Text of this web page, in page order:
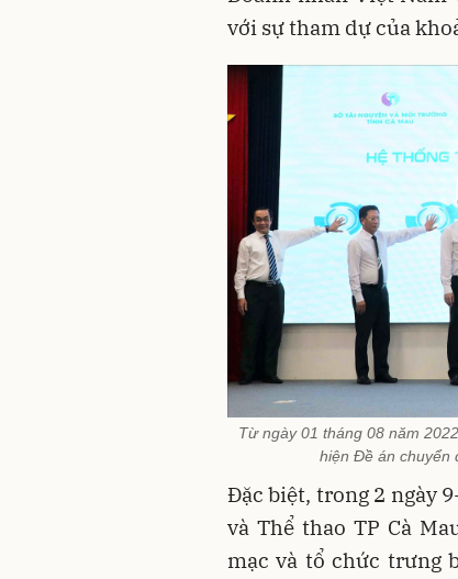
với sự tham dự của
Từ ngày 01 tháng 08 năm
hiện Đề án chuyển
Đặc biệt, trong 2 ngày
và Thể thao TP Cà
mạc và tổ chức trưng